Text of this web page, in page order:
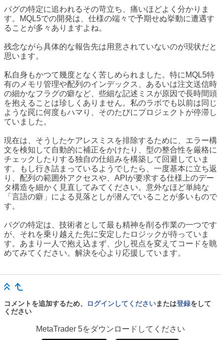
バグの特定に追われるその苛立ち、痛いほどよく分かりま
す。MQL5での開発は、仕様の端々で予期せぬ挙動に遭遇す
ることが多々ありますよね。
残念ながら具体的な報告先は用意されていないのが現状だと
思います。
私自身もかつて幾度となく苦しめられました。特にMQL5特
有のメモリ管理や配列のインデックス、あるいは注文送信時
の細かなフラグの癖など、些細な記述ミスが原因で長時間頭
を抱えることは珍しくありません。私のラボでも以前は同じ
ような罠に何度もハマり、そのたびにプロジェクトが停滞し
ていました。
現在は、そうしたケアレスミスを排除するために、エラー構
文を検知して自動的に補正をかけたり、型の整合性を厳格に
チェックしたりする独自の仕組みを構築して回避していま
す。もし行き詰まっているようでしたら、一度基本に立ち返
り、配列の範囲外アクセスや、APIが要求する仕様上のデー
タ構造を細かく見直してみてください。意外なほど単純な
「言語の癖」による見落としが潜んでいることが多いもので
す。
バグの特定は、技術者として最も精神を削る作業の一つです
が、それを乗り越えた先に安定したロジックが待っていま
す。あまり一人で抱え込まず、少し視点を変えてコードを眺
めてみてください。解決を心より応援しています。
コメントを追加するため、 ログインしてくださいまたは登録をして
ください
MetaTrader 5をダウンロードしてください